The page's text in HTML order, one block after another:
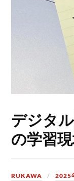
デジタ
の学習
RUKAWA 2025